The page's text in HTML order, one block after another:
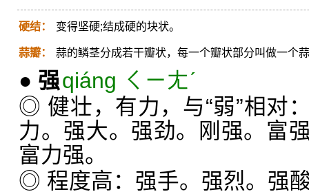
硬结： 变得坚硬;结成硬的块状。
蒜瓣： 蒜的鳞茎分成若干瓣状，每一个瓣状部分叫做一个
● 强qiáng ㄑㄧㄤˊ
◎ 健壮，有力，与“弱”相对
力。强大。强劲。刚强。富
富力强。
◎ 程度高：强手。强烈。强